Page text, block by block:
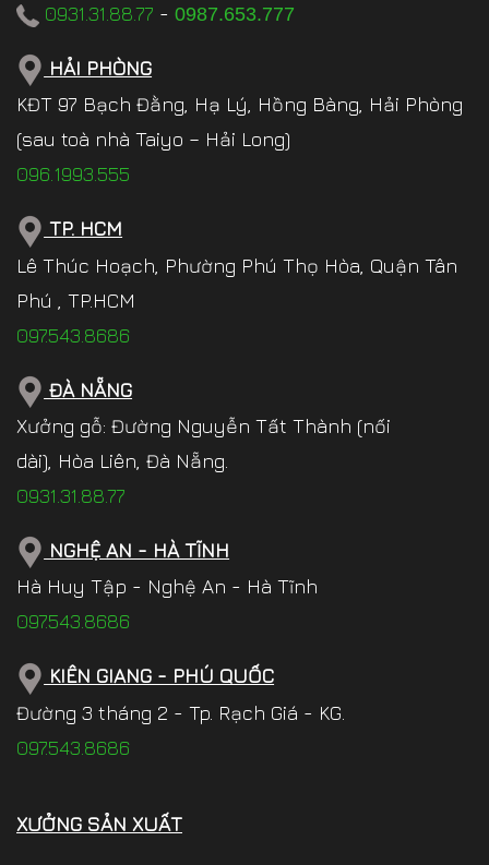
0931.31.88.77 - 0987.653.777
HẢI PHÒNG
KĐT 97 Bạch Đằng, Hạ Lý, Hồng Bàng, Hải Phòng
(sau toà nhà Taiyo – Hải Long)
096.1993.555
TP. HCM
Lê Thúc Hoạch, Phường Phú Thọ Hòa, Quận Tân
Phú , TP.HCM
097.543.8686
ĐÀ NẴNG
Xưởng gỗ: Đường Nguyễn Tất Thành (nối
dài), Hòa Liên, Đà Nẵng.
0931.31.88.77
NGHỆ AN - HÀ TĨNH
Hà Huy Tập - Nghệ An - Hà Tĩnh
097.543.8686
KIÊN GIANG - PHÚ QUỐC
Đường 3 tháng 2 - Tp. Rạch Giá - KG.
097.543.8686
XƯỞNG SẢN XUẤT